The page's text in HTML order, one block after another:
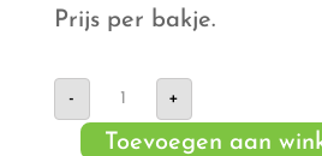
Prijs per bakje.
-
Kruisbessen
aantal
+
Toevoegen aan